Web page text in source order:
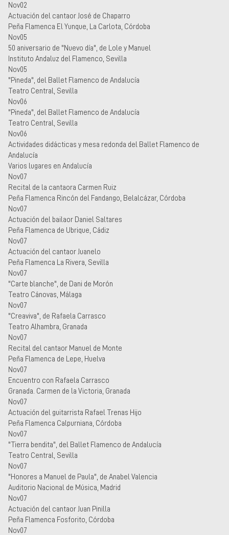
Nov02
Actuación del cantaor José de Chaparro
Peña Flamenca El Yunque, La Carlota, Córdoba
Nov05
50 aniversario de "Nuevo día", de Lole y Manuel
Instituto Andaluz del Flamenco, Sevilla
Nov05
"Pineda", del Ballet Flamenco de Andalucía
Teatro Central, Sevilla
Nov06
"Pineda", del Ballet Flamenco de Andalucía
Teatro Central, Sevilla
Nov06
Actividades didácticas y mesa redonda del Ballet Flamenco de
Andalucía
Varios lugares en Andalucía
Nov07
Recital de la cantaora Carmen Ruiz
Peña Flamenca Rincón del Fandango, Belalcázar, Córdoba
Nov07
Actuación del bailaor Daniel Saltares
Peña Flamenca de Ubrique, Cádiz
Nov07
Actuación del cantaor Juanelo
Peña Flamenca La Rivera, Sevilla
Nov07
"Carte blanche", de Dani de Morón
Teatro Cánovas, Málaga
Nov07
"Creaviva", de Rafaela Carrasco
Teatro Alhambra, Granada
Nov07
Recital del cantaor Manuel de Monte
Peña Flamenca de Lepe, Huelva
Nov07
Encuentro con Rafaela Carrasco
Granada. Carmen de la Victoria, Granada
Nov07
Actuación del guitarrista Rafael Trenas Hijo
Peña Flamenca Calpurniana, Córdoba
Nov07
"Tierra bendita", del Ballet Flamenco de Andalucía
Teatro Central, Sevilla
Nov07
"Honores a Manuel de Paula", de Anabel Valencia
Auditorio Nacional de Música, Madrid
Nov07
Actuación del cantaor Juan Pinilla
Peña Flamenca Fosforito, Córdoba
Nov07